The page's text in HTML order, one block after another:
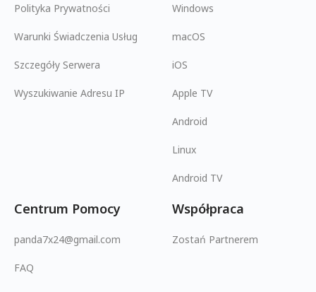
Polityka Prywatności
Warunki Świadczenia Usług
Szczegóły Serwera
Wyszukiwanie Adresu IP
Windows
macOS
iOS
Apple TV
Android
Linux
Android TV
Centrum Pomocy
panda7x24@gmail.com
FAQ
Współpraca
Zostań Partnerem